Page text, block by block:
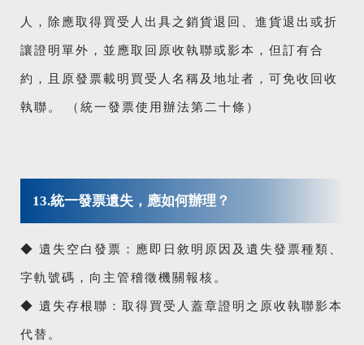
人，除應取得買受人出具之銷貨退回、進貨退出或折
讓證明單外，並應取回原收執聯或影本，但訂有合
約，且原發票載明買受人名稱及地址者，可免收回收
執聯。 （統一發票使用辦法第二十條）
13.統一發票遺失，應如何辦理？
◆ 遺失空白發票：應即日敘明原因及遺失發票種類、
字軌號碼，向主管稽徵機關報核。
◆ 遺失存根聯：取得買受人蓋章證明之原收執聯影本
代替。